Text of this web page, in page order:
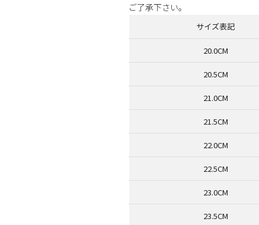
ご了承下さい。
サイズ表記
20.0CM
20.5CM
21.0CM
21.5CM
22.0CM
22.5CM
23.0CM
23.5CM